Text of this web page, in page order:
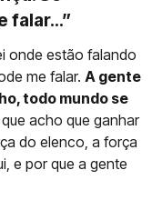
falar...”
onde estão falando
me falar. A gente
todo mundo se
acho que ganhar
do elenco, a força
e por que a gente